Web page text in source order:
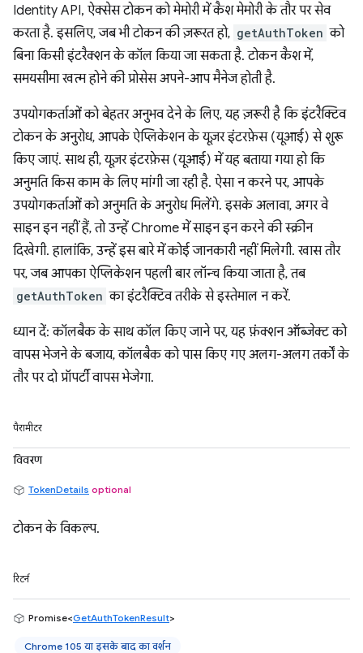
Identity API, ऐक्सेस टोकन को मेमोरी में कैश मेमोरी के तौर पर सेव
करता है. इसलिए, जब भी टोकन की ज़रूरत हो, getAuthToken को
बिना किसी इंटरैक्शन के कॉल किया जा सकता है. टोकन कैश में,
समयसीमा खत्म होने की प्रोसेस अपने-आप मैनेज होती है.
उपयोगकर्ताओं को बेहतर अनुभव देने के लिए, यह ज़रूरी है कि इंटरैक्टिव
टोकन के अनुरोध, आपके ऐप्लिकेशन के यूज़र इंटरफ़ेस (यूआई) से शुरू
किए जाएं. साथ ही, यूज़र इंटरफ़ेस (यूआई) में यह बताया गया हो कि
अनुमति किस काम के लिए मांगी जा रही है. ऐसा न करने पर, आपके
उपयोगकर्ताओं को अनुमति के अनुरोध मिलेंगे. इसके अलावा, अगर वे
साइन इन नहीं हैं, तो उन्हें Chrome में साइन इन करने की स्क्रीन
दिखेगी. हालांकि, उन्हें इस बारे में कोई जानकारी नहीं मिलेगी. खास तौर
पर, जब आपका ऐप्लिकेशन पहली बार लॉन्च किया जाता है, तब
getAuthToken का इंटरैक्टिव तरीके से इस्तेमाल न करें.
ध्यान दें: कॉलबैक के साथ कॉल किए जाने पर, यह फ़ंक्शन ऑब्जेक्ट को
वापस भेजने के बजाय, कॉलबैक को पास किए गए अलग-अलग तर्कों के
तौर पर दो प्रॉपर्टी वापस भेजेगा.
पैरामीटर
विवरण
TokenDetails optional
टोकन के विकल्प.
रिटर्न
Promise<GetAuthTokenResult>
Chrome 105 या इसके बाद का वर्शन